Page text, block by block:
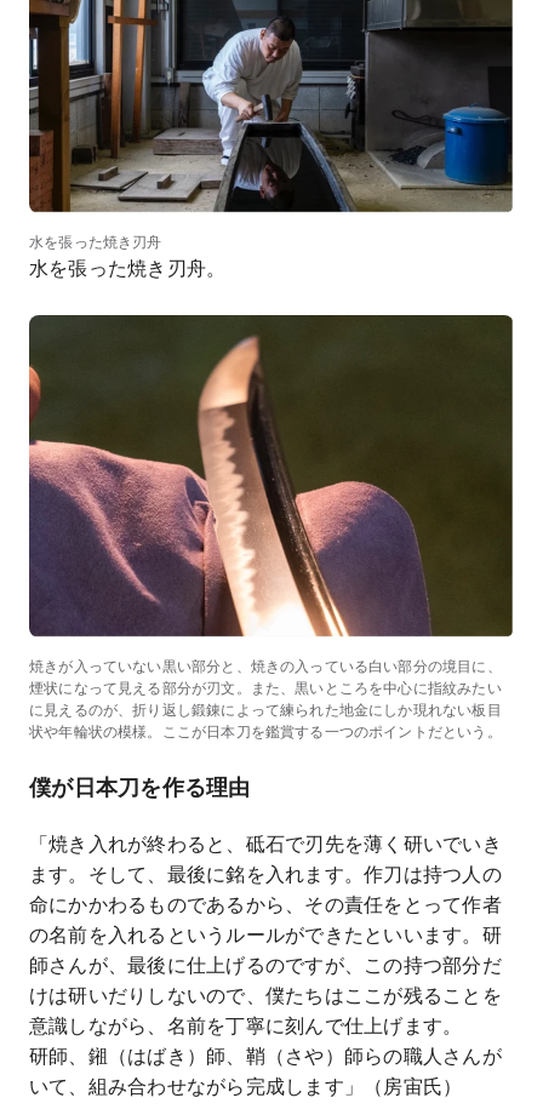
水を張った焼き刃舟
水を張った焼き刃舟。
焼きが入っていない黒い部分と、焼きの入っている白い部分の境目に、
煙状になって見える部分が刃文。また、黒いところを中心に指紋みたい
に見えるのが、折り返し鍛錬によって練られた地金にしか現れない板目
状や年輪状の模様。ここが日本刀を鑑賞する一つのポイントだという。
僕が日本刀を作る理由
「焼き入れが終わると、砥石で刃先を薄く研いでいき
ます。そして、最後に銘を入れます。作刀は持つ人の
命にかかわるものであるから、その責任をとって作者
の名前を入れるというルールができたといいます。研
師さんが、最後に仕上げるのですが、この持つ部分だ
けは研いだりしないので、僕たちはここが残ることを
意識しながら、名前を丁寧に刻んで仕上げます。
研師、鎺（はばき）師、鞘（さや）師らの職人さんが
いて、組み合わせながら完成します」（房宙氏）